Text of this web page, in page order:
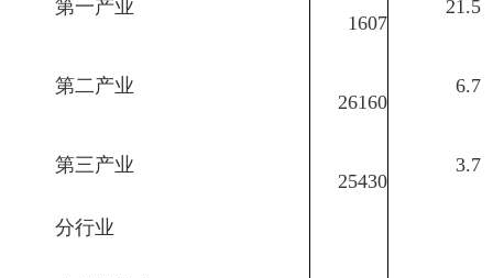
第一产业
1607
21.5
第二产业
26160
6.7
第三产业
25430
3.7
分行业